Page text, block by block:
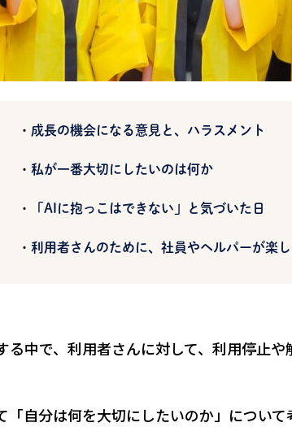
成長の機会になる意見と、ハラスメント
私が一番大切にしたいのは何か
「AIに抱っこはできない」と気づいた日
利用者さんのために、社員やヘルパーが楽
る中で、利用者さんに対して、利用停止
自分は何を大切にしたいのか」について